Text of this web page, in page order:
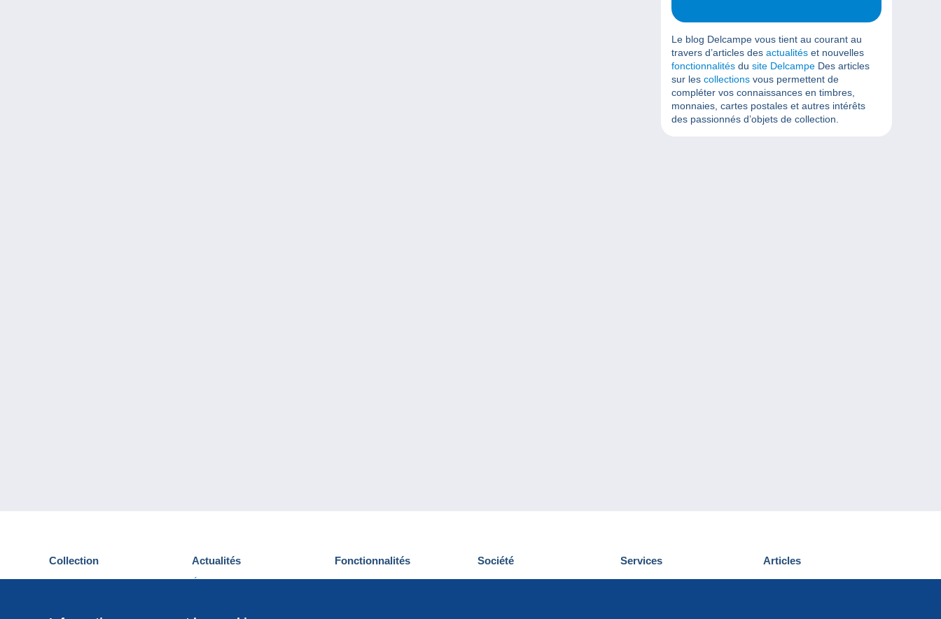
Le blog Delcampe vous tient au courant au
travers d’articles des actualités et nouvelles
fonctionnalités du site Delcampe Des articles
sur les collections vous permettent de
compléter vos connaissances en timbres,
monnaies, cartes postales et autres intérêts
des passionnés d’objets de collection.
Collection
Cartes postales
Actualités
Événements Delcampe
Fonctionnalités
Nouveautés
Société
Qui sommes-nous
Services
Découvrir Delcampe
Articles